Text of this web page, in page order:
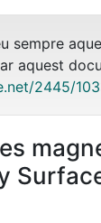
sempre
aquest
2445/